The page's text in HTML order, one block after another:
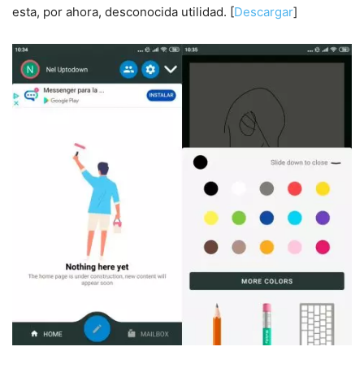
esta, por ahora, desconocida utilidad. [Descargar]